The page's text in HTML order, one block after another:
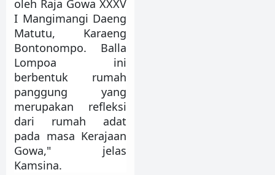
oleh Raja Gowa XXXV
I Mangimangi Daeng
Matutu, Karaeng
Bontonompo. Balla
Lompoa ini
berbentuk rumah
panggung yang
merupakan refleksi
dari rumah adat
pada masa Kerajaan
Gowa," jelas
Kamsina.